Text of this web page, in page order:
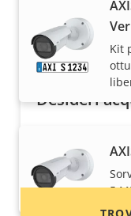
Kit
5
Desideri
installatori